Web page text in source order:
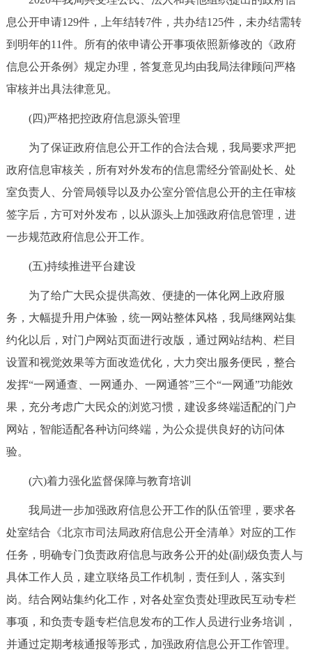
息公开申请129件，上年结转7件，共办结125件，未办结需转
到明年的11件。所有的依申请公开事项依照新修改的《政府
信息公开条例》规定办理，答复意见均由我局法律顾问严格
审核并出具法律意见。
(四)严格把控政府信息源头管理
为了保证政府信息公开工作的合法合规，我局要求严把
政府信息审核关，所有对外发布的信息需经分管副处长、处
室负责人、分管局领导以及办公室分管信息公开的主任审核
签字后，方可对外发布，以从源头上加强政府信息管理，进
一步规范政府信息公开工作。
(五)持续推进平台建设
为了给广大民众提供高效、便捷的一体化网上政府服
务，大幅提升用户体验，统一网站整体风格，我局继网站集
约化以后，对门户网站页面进行改版，通过网站结构、栏目
设置和视觉效果等方面改造优化，大力突出服务便民，整合
发挥“一网通查、一网通办、一网通答”三个“一网通”功能效
果，充分考虑广大民众的浏览习惯，建设多终端适配的门户
网站，智能适配各种访问终端，为公众提供良好的访问体
验。
(六)着力强化监督保障与教育培训
我局进一步加强政府信息公开工作的队伍管理，要求各
处室结合《北京市司法局政府信息公开全清单》对应的工作
任务，明确专门负责政府信息与政务公开的处(副)级负责人与
具体工作人员，建立联络员工作机制，责任到人，落实到
岗。结合网站集约化工作，对各处室负责处理政民互动专栏
事项，和负责专题专栏信息发布的工作人员进行业务培训，
并通过定期考核通报等形式，加强政府信息公开工作管理。